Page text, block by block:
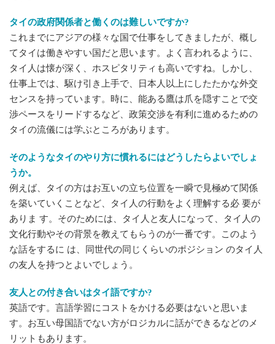
タイの政府関係者と働くのは難しいですか?
これまでにアジアの様々な国で仕事をしてきましたが、概し
てタイは働きやすい国だと思います。よく言われるように、
タイ人は懐が深く、ホスピタリティも高いですね。しかし、
仕事上では、駆け引き上手で、日本人以上にしたたかな外交
センスを持っています。時に、能ある鷹は爪を隠すことで交
渉ペースをリードするなど、政策交渉を有利に進めるための
タイの流儀には学ぶところがあります。
そのようなタイのやり方に慣れるにはどうしたらよいでしょ
うか。
例えば、タイの方はお互いの立ち位置を一瞬で見極めて関係
を築いていくことなど、タイ人の行動をよく理解する必 要が
ありま す。そのためには、タイ人と友人になって、タイ人の
文化行動やその背景を教えてもらうのが一番です。このよう
な話をするに は、同世代の同じくらいのポジション のタイ人
の友人を持つとよいでしょう。
友人との付き合いはタイ語ですか?
英語です。言語学習にコストをかける必要はないと思いま
す。お互い母国語でない方がロジカルに話ができるなどのメ
リットもあります。